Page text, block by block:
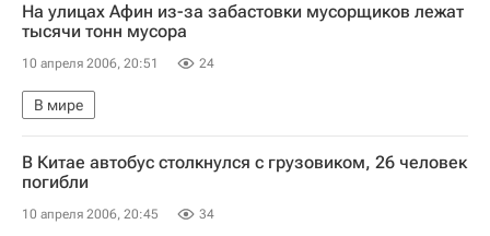
На улицах Афин из-за забастовки мусорщиков лежат
тысячи тонн мусора
10 апреля 2006, 20:51 24
В мире
В Китае автобус столкнулся с грузовиком, 26 человек
погибли
10 апреля 2006, 20:45 34